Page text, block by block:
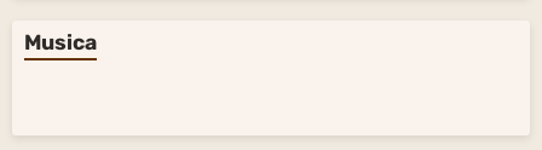
Musica